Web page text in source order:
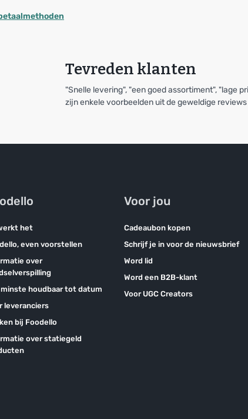
Tevreden klanten
"Snelle levering", "een goed assortiment", "lage
zijn enkele voorbeelden uit de geweldige
het
even voorstellen
over
minste houdbaar tot datum
leveranciers
bij Foodello
over statiegeld
Voor jou
Cadeaubon kopen
Schrijf je in voor de nieuwsbrief
Word lid
Word een B2B-klant
Voor UGC Creators